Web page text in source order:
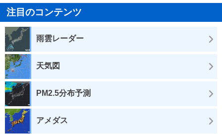
注目のコンテンツ
雨雲レーダー
天気図
PM2.5分布予測
アメダス